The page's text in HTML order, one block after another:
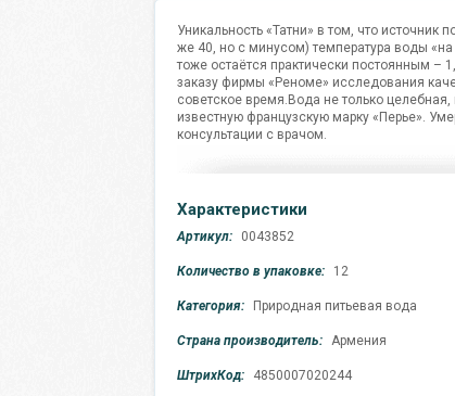
Уникальность «Татни» в том, что источник
же 40, но с минусом) температура воды
тоже остаётся практически постоянным –
заказу фирмы «Реноме» исследования
советское время.Вода не только
известную французскую марку «Перье».
консультации с врачом.
Характеристики
Артикул: 0043852
Количество в упаковке: 12
Категория: Природная питьевая вода
Страна производитель: Армения
ШтрихКод: 4850007020244